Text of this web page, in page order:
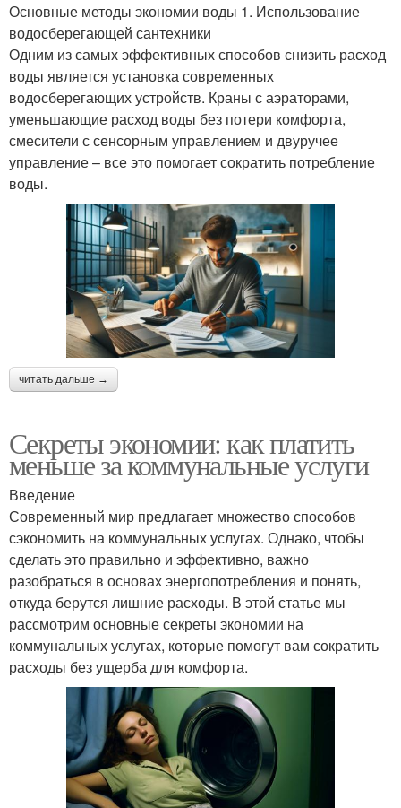
Основные методы экономии воды 1. Использование
водосберегающей сантехники
Одним из самых эффективных способов снизить расход
воды является установка современных
водосберегающих устройств. Краны с аэраторами,
уменьшающие расход воды без потери комфорта,
смесители с сенсорным управлением и двуручее
управление – все это помогает сократить потребление
воды.
читать дальше →
Секреты экономии: как платить
меньше за коммунальные услуги
Введение
Современный мир предлагает множество способов
сэкономить на коммунальных услугах. Однако, чтобы
сделать это правильно и эффективно, важно
разобраться в основах энергопотребления и понять,
откуда берутся лишние расходы. В этой статье мы
рассмотрим основные секреты экономии на
коммунальных услугах, которые помогут вам сократить
расходы без ущерба для комфорта.